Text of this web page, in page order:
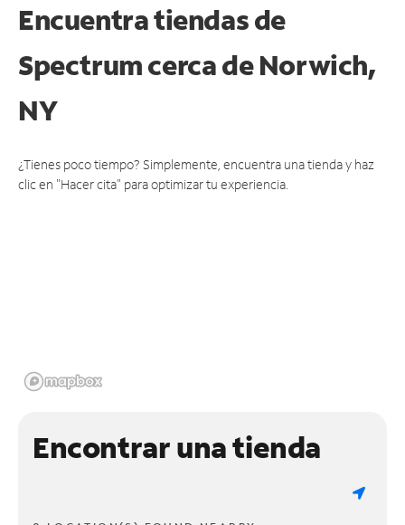
Encuentra tiendas de
Spectrum cerca deNorwich,
NY
¿Tienes poco tiempo? Simplemente, encuentra una tienda y haz
clic en "Hacer cita" para optimizar tu experiencia.
Encontrar una tienda